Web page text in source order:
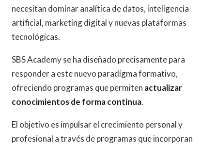
necesitan dominar analítica de datos, inteligencia
artificial, marketing digital y nuevas plataformas
tecnológicas.
SBS Academy se ha diseñado precisamente para
responder a este nuevo paradigma formativo,
ofreciendo programas que permiten actualizar
conocimientos de forma continua.
El objetivo es impulsar el crecimiento personal y
profesional a través de programas que incorporan